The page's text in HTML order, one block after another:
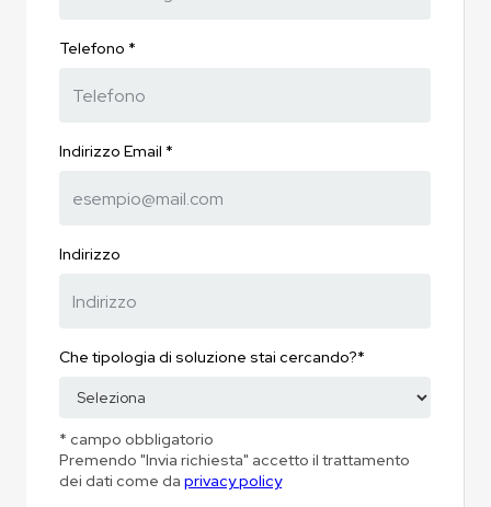
Telefono *
Indirizzo Email *
Indirizzo
Che tipologia di soluzione stai cercando?*
* campo obbligatorio
Premendo "Invia richiesta" accetto il trattamento
dei dati come daprivacy policy